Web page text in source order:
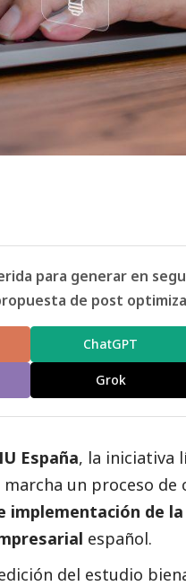
para generar en
de post
ChatGPT
Grok
España, la iniciativa
un proceso de
de
español.
del estudio